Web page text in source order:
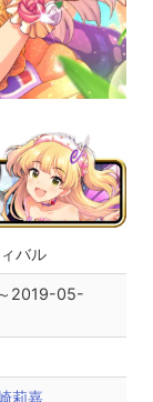
バル
2019-05-
莉嘉